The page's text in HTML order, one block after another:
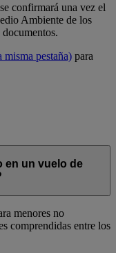
confirmará una vez el
Ambiente de los
pestaña) para
en un vuelo de
menores no
comprendidas entre los